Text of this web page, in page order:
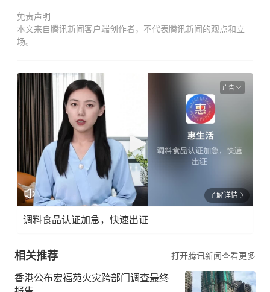
免责声明
本文来自腾讯新闻客户端创作者，不代表腾讯新闻的观点和立
场。
广告
了解详情
调料食品认证加急，快速出证
相关推荐 打开腾讯新闻查看更多
香港公布宏福苑火灾跨部门调查最终